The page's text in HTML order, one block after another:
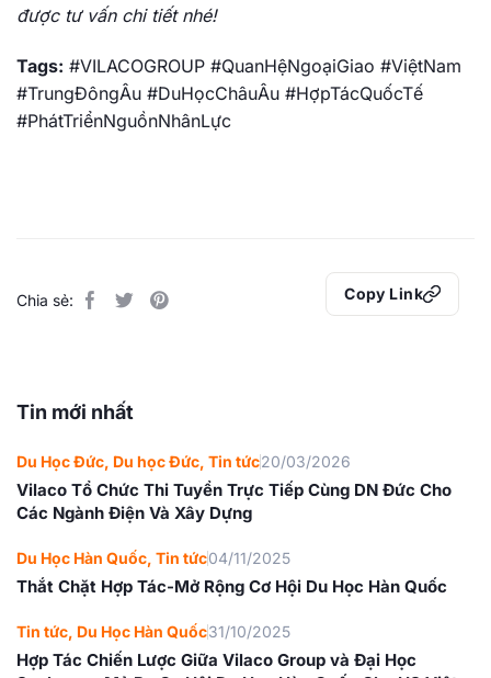
được tư vấn chi tiết nhé!
Tags: #VILACOGROUP #QuanHệNgoạiGiao #ViệtNam
#TrungĐôngÂu #DuHọcChâuÂu #HợpTácQuốcTế
#PhátTriểnNguồnNhânLực
Chia sẻ: Copy Link
Tin mới nhất
Du Học Đức, Du học Đức, Tin tức20/03/2026
Vilaco Tổ Chức Thi Tuyển Trực Tiếp Cùng DN Đức Cho
Các Ngành Điện Và Xây Dựng
Du Học Hàn Quốc, Tin tức04/11/2025
Thắt Chặt Hợp Tác-Mở Rộng Cơ Hội Du Học Hàn Quốc
Tin tức, Du Học Hàn Quốc31/10/2025
Hợp Tác Chiến Lược Giữa Vilaco Group và Đại Học